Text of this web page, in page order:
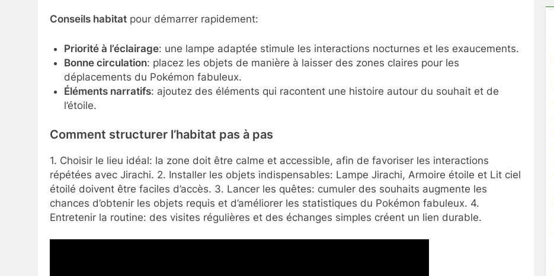
Conseils habitat pour démarrer rapidement:
Priorité à l’éclairage: une lampe adaptée stimule les interactions nocturnes et les exaucements.
Bonne circulation: placez les objets de manière à laisser des zones claires pour les
déplacements du Pokémon fabuleux.
Éléments narratifs: ajoutez des éléments qui racontent une histoire autour du souhait et de
l’étoile.
Comment structurer l’habitat pas à pas
1. Choisir le lieu idéal: la zone doit être calme et accessible, afin de favoriser les interactions
répétées avec Jirachi. 2. Installer les objets indispensables: Lampe Jirachi, Armoire étoile et Lit ciel
étoilé doivent être faciles d’accès. 3. Lancer les quêtes: cumuler des souhaits augmente les
chances d’obtenir les objets requis et d’améliorer les statistiques du Pokémon fabuleux. 4.
Entretenir la routine: des visites régulières et des échanges simples créent un lien durable.